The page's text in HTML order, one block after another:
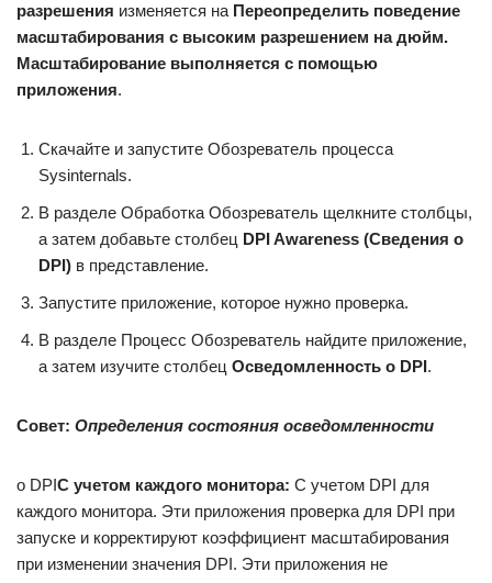
разрешения изменяется на Переопределить поведение
масштабирования с высоким разрешением на дюйм.
Масштабирование выполняется с помощью
приложения.
Скачайте и запустите Обозреватель процесса
Sysinternals.
В разделе Обработка Обозреватель щелкните столбцы,
а затем добавьте столбец DPI Awareness (Сведения о
DPI) в представление.
Запустите приложение, которое нужно проверка.
В разделе Процесс Обозреватель найдите приложение,
а затем изучите столбец Осведомленность о DPI.
Совет: Определения состояния осведомленности
о DPIС учетом каждого монитора: С учетом DPI для
каждого монитора. Эти приложения проверка для DPI при
запуске и корректируют коэффициент масштабирования
при изменении значения DPI. Эти приложения не